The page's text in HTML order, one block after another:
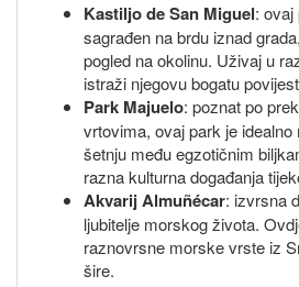
Kastiljo de San Miguel: ovaj
sagrađen na brdu iznad
pogled na okolinu. Uživaj u
istraži njegovu bogatu
Park Majuelo: poznat po
vrtovima, ovaj park je
šetnju među egzotičnim
razna kulturna događanja
Akvarij Almuñécar: izvrsna
ljubitelje morskog života.
raznovrsne morske vrste iz
šire.